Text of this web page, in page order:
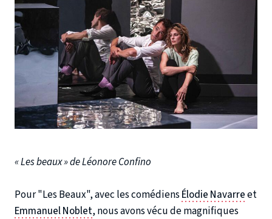
« Les beaux » de Léonore Confino
Pour "Les Beaux", avec les comédiens Élodie Navarreet
Emmanuel Noblet, nous avons vécu de magnifiques